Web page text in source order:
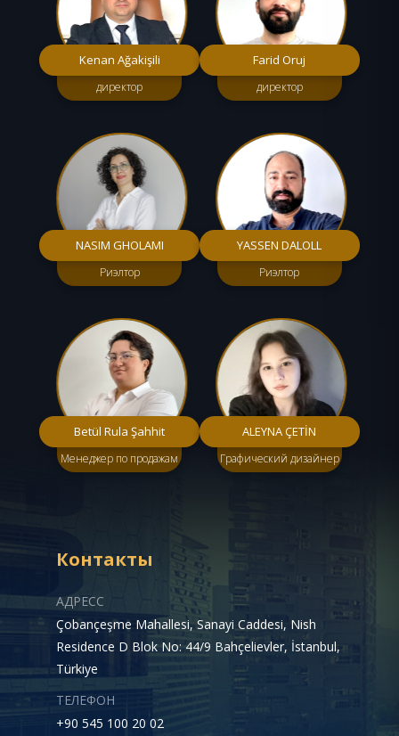
Kenan Ağakişili
директор
Farid Oruj
директор
NASIM GHOLAMI
Риэлтор
YASSEN DALOLL
Риэлтор
Betül Rula Şahhit
Менеджер по продажам
ALEYNA ÇETİN
Графический дизайнер
Контакты
АДРЕСС
Çobançeşme Mahallesi, Sanayi Caddesi, Nish
Residence D Blok No: 44/9 Bahçelievler, İstanbul,
Türkiye
ТЕЛЕФОН
+90 545 100 20 02